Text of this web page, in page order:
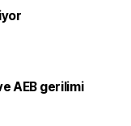
AEB gerilimi